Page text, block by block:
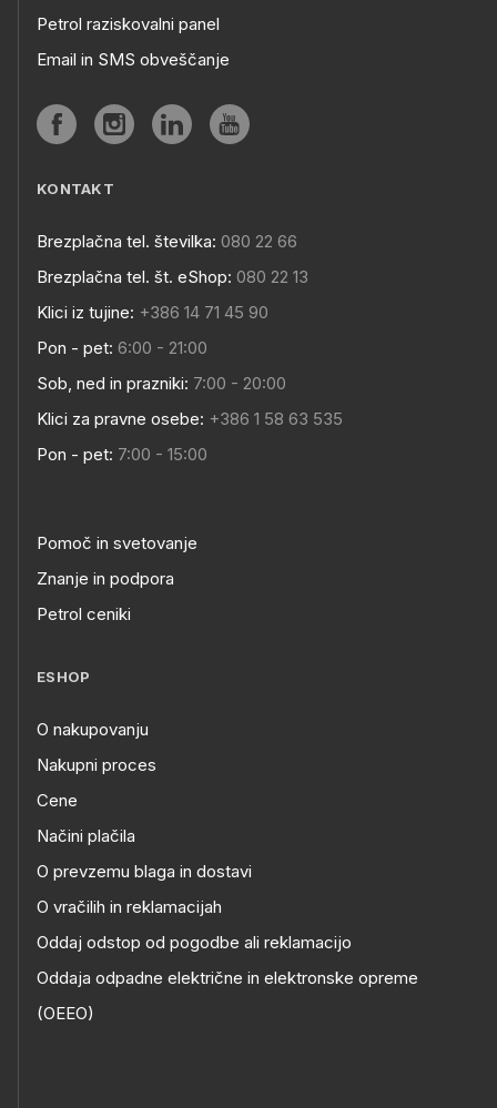
Petrol raziskovalni panel
Email in SMS obveščanje
KONTAKT
Brezplačna tel. številka: 080 22 66
Brezplačna tel. št. eShop: 080 22 13
Klici iz tujine: +386 14 71 45 90
Pon - pet: 6:00 - 21:00
Sob, ned in prazniki: 7:00 - 20:00
Klici za pravne osebe: +386 1 58 63 535
Pon - pet: 7:00 - 15:00
Pomoč in svetovanje
Znanje in podpora
Petrol ceniki
ESHOP
O nakupovanju
Nakupni proces
Cene
Načini plačila
O prevzemu blaga in dostavi
O vračilih in reklamacijah
Oddaj odstop od pogodbe ali reklamacijo
Oddaja odpadne električne in elektronske opreme
(OEEO)